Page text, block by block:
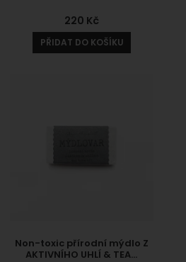
220 Kč
PŘIDAT DO KOŠÍKU
Non-toxic přírodní mýdlo Z
AKTIVNÍHO UHLÍ & TEA…